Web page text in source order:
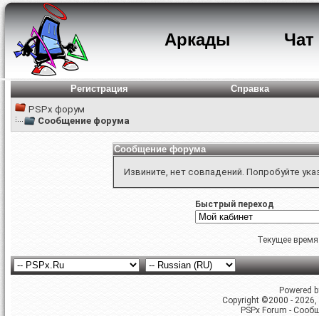
Аркады Чат
Регистрация
Справка
PSPx форум
Сообщение форума
Сообщение форума
Извините, нет совпадений. Попробуйте
Быстрый переход
Текущее
Powered
Copyright ©2000 -
PSPx Forum -